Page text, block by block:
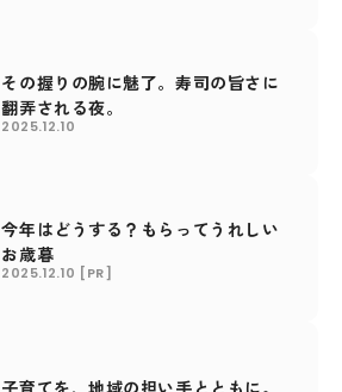
その握りの腕に魅了。寿司の旨さに
翻弄される夜。
2025.12.10
今年はどうする？もらってうれしい
お歳暮
2025.12.10 [PR]
子育てを、地域の担い手とともに。